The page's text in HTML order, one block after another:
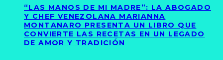
“LAS MANOS DE MI MADRE”: LA ABOGADO
Y CHEF VENEZOLANA MARIANNA
MONTANARO PRESENTA UN LIBRO QUE
CONVIERTE LAS RECETAS EN UN LEGADO
DE AMOR Y TRADICIÓN